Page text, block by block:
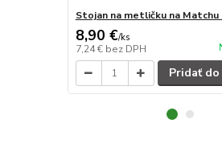
Stojan na metličku na Matchu
8,90 €/ks
7,24 € bez DPH
Pridať